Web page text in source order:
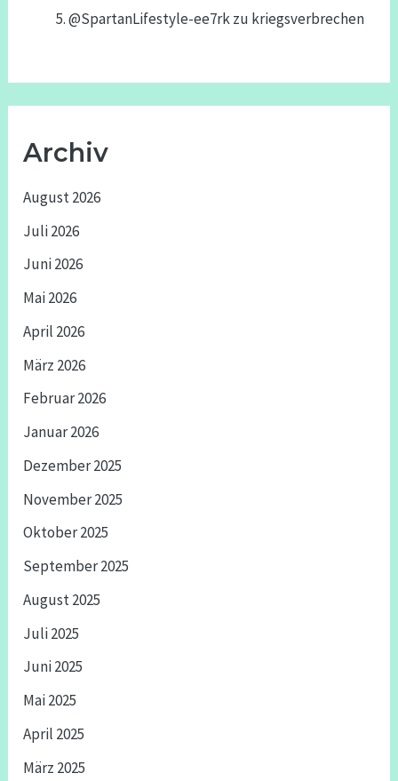
@SpartanLifestyle-ee7rkzu kriegsverbrechen
Archiv
August 2026
Juli 2026
Juni 2026
Mai 2026
April 2026
März 2026
Februar 2026
Januar 2026
Dezember 2025
November 2025
Oktober 2025
September 2025
August 2025
Juli 2025
Juni 2025
Mai 2025
April 2025
März 2025